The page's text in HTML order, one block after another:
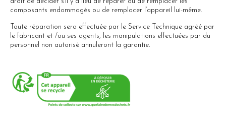
composants endommagés ou de remplacer l’appareil lui-même.
Toute réparation sera effectuée par le Service Technique agréé par
le fabricant et /ou ses agents, les manipulations effectuées par du
personnel non autorisé annuleront la garantie.